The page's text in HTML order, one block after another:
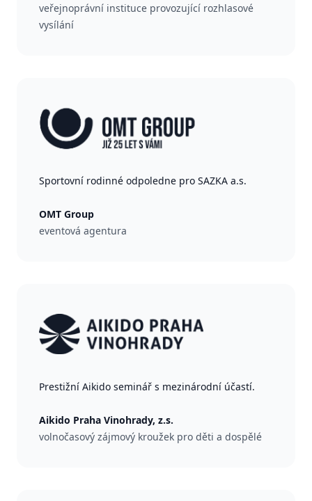
veřejnoprávní instituce provozující rozhlasové
vysílání
Sportovní rodinné odpoledne pro SAZKA a.s.
OMT Group
eventová agentura
Prestižní Aikido seminář s mezinárodní účastí.
Aikido Praha Vinohrady, z.s.
volnočasový zájmový kroužek pro děti a dospělé